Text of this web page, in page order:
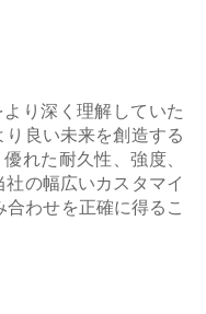
り深く理解していた
良い未来を創造する
れた耐久性、強度、
の幅広いカスタマイ
わせを正確に得るこ